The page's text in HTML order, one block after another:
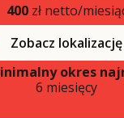
400zł netto/
Zobacz lokalizację
okres
6 miesięcy